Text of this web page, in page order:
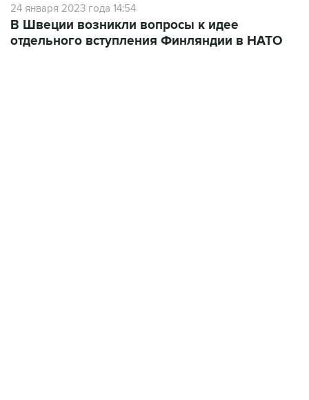
24 января 2023 года 14:54
В Швеции возникли вопросы к идее
отдельного вступления Финляндии в НАТО